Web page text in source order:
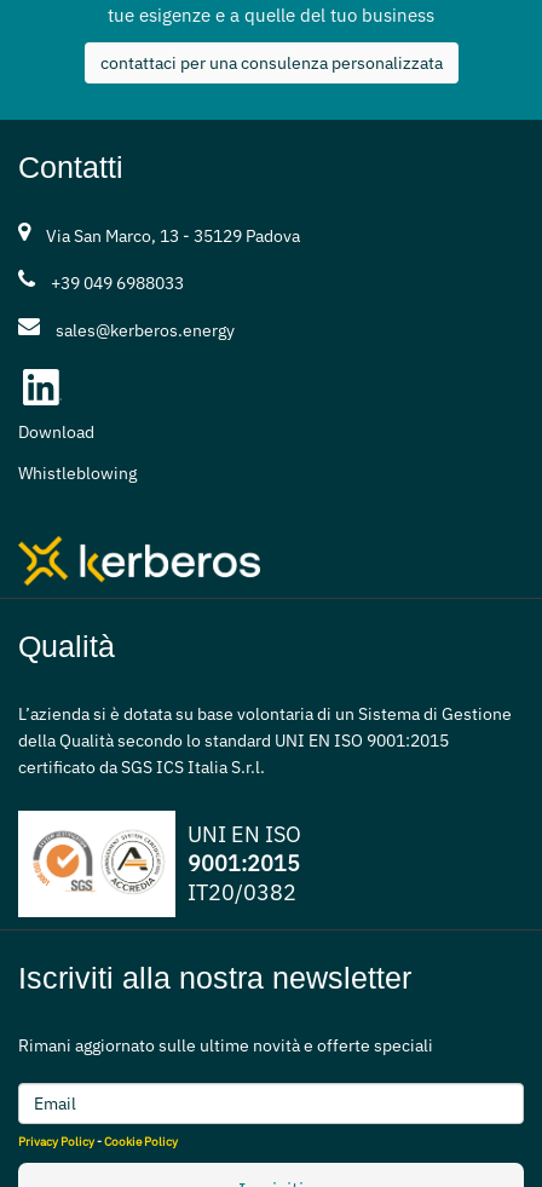
tue esigenze e a quelle del tuo business
contattaci per una consulenza personalizzata
Contatti
Via San Marco, 13 - 35129 Padova
+39 049 6988033
sales@kerberos.energy
Download
Whistleblowing
Qualità
L’azienda si è dotata su base volontaria di un Sistema di Gestione
della Qualità secondo lo standard UNI EN ISO 9001:2015
certificato da SGS ICS Italia S.r.l.
UNI EN ISO
9001:2015
IT20/0382
Iscriviti alla nostra newsletter
Rimani aggiornato sulle ultime novità e offerte speciali
Privacy Policy-Cookie Policy